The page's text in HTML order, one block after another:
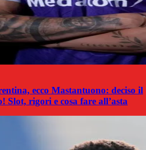
ecco Mastantuono: deciso il
Slot, rigori e cosa fare all’asta